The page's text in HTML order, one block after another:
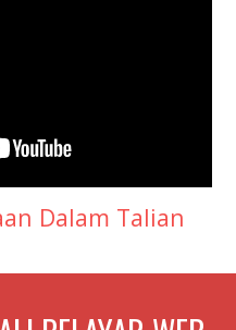
Dalam Talian